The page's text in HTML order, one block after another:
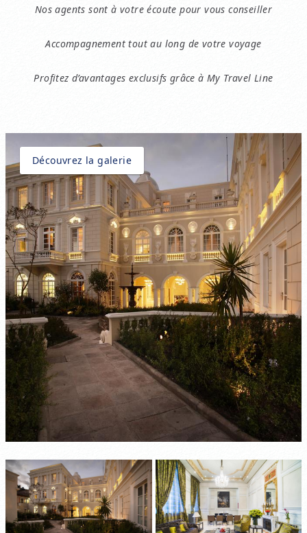
Nos agents sont à votre écoute pour vous conseiller
Accompagnement tout au long de votre voyage
Profitez d’avantages exclusifs grâce à My Travel Line
Découvrez la galerie